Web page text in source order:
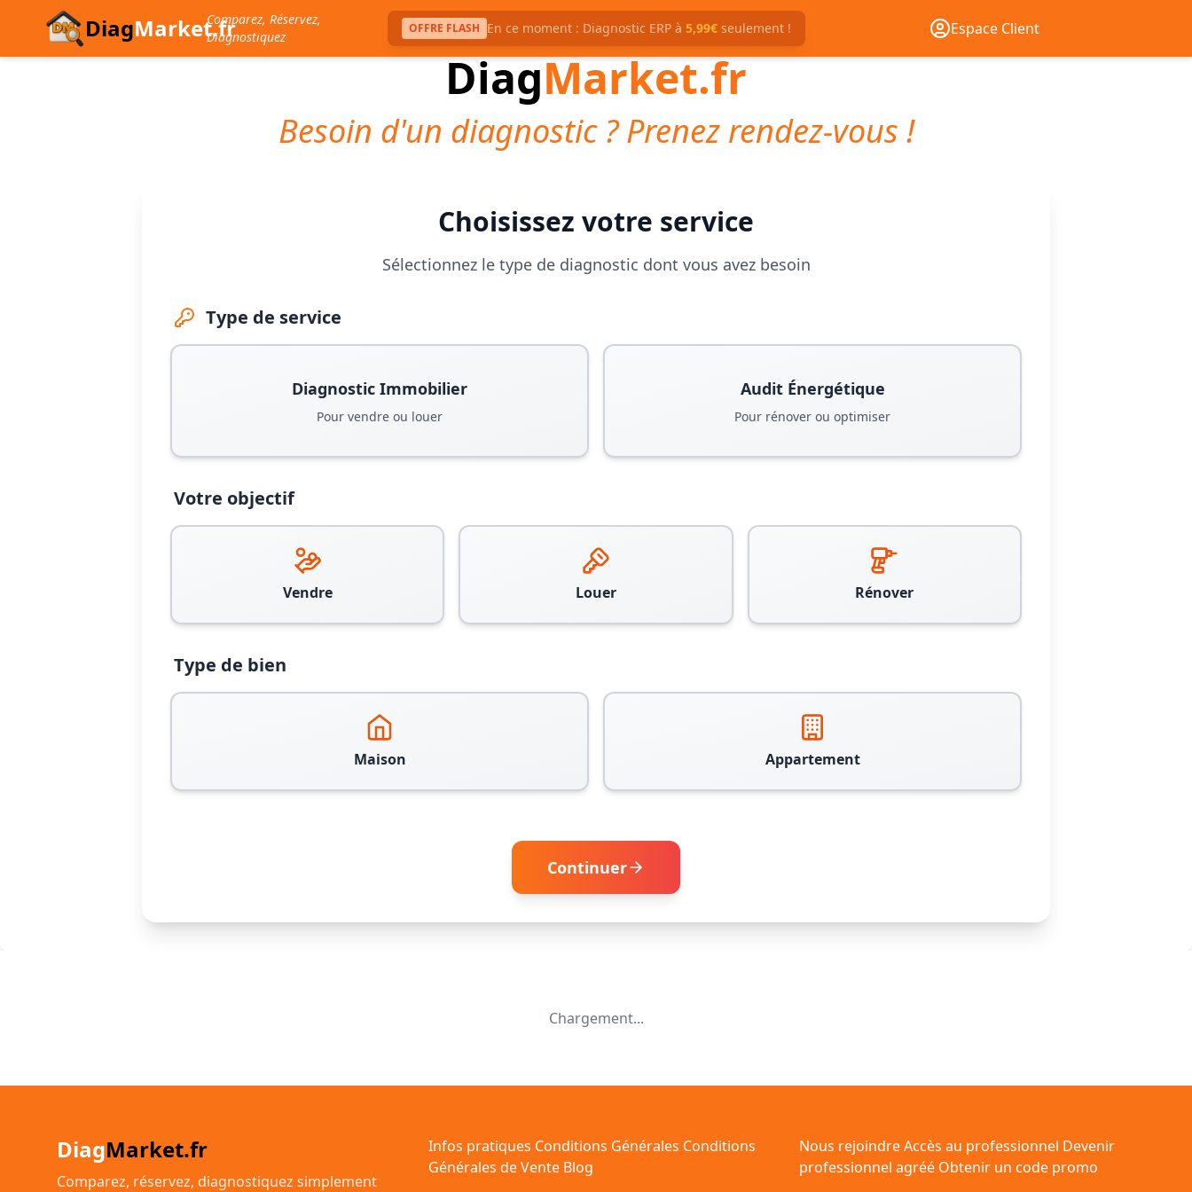
DiagMarket.frComparez, Réservez,
Diagnostiquez
OFFRE FLASH En ce moment : Diagnostic ERP à 5,99€seulement ! Espace Client
DiagMarket.fr
Besoin d'un diagnostic ? Prenez rendez-vous !
Choisissez votre service
Sélectionnez le type de diagnostic dont vous avez besoin
Type de service
Diagnostic Immobilier
Pour vendre ou louer
Audit Énergétique
Pour rénover ou optimiser
Votre objectif
Vendre Louer Rénover
Type de bien
Maison Appartement
Continuer
Chargement...
DiagMarket.fr
Comparez, réservez, diagnostiquez simplement
Infos pratiques Conditions Générales Conditions
Générales de Vente Blog
Nous rejoindreAccès au professionnel Devenir
professionnel agréé Obtenir un code promo